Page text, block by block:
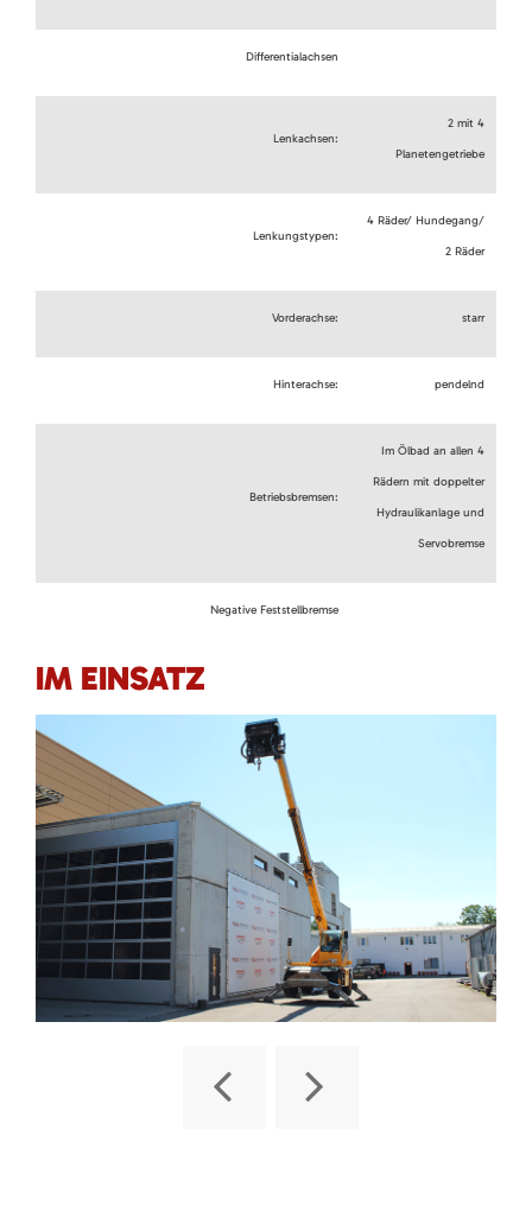
Differentialachsen
Lenkachsen:
2 mit 4
Planetengetriebe
Lenkungstypen:
4 Räder/ Hundegang/
2 Räder
Vorderachse: starr
Hinterachse: pendelnd
Betriebsbremsen:
Im Ölbad an allen 4
Rädern mit doppelter
Hydraulikanlage und
Servobremse
Negative Feststellbremse
IM EINSATZ